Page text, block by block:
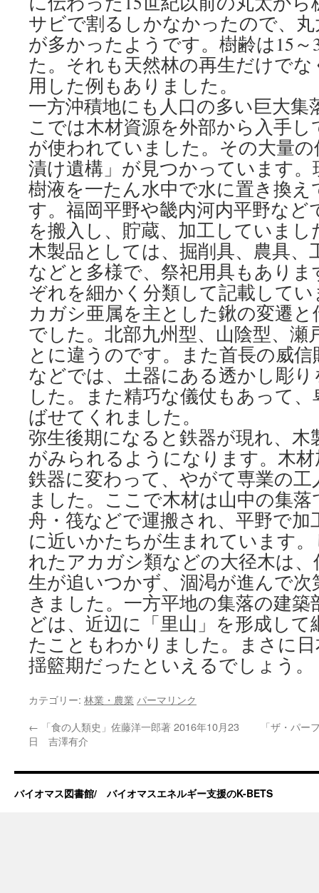
サビで割るしかなかったので、
が多かったようです。樹齢は15
た。それも天然林の再生だけで
用した例もありました。
一方沖積地にも人口の多い巨大
こでは木材資源を外部から入手
が使われていました。その大量
漬け遺構」が見つかっています
樹液を一たん水中で水に置き換
す。福岡平野や畿内河内平野など
を搬入し、貯蔵、加工していまし
木製品としては、掘削具、農具、
などと多様で、祭祀用具もあり
ぞれを細かく分類して記載して
カガシ亜属を主とした鍬の変遷
でした。北部九州型、山陰型、瀬
とに違うのです。また首長の威
などでは、土器にある透かし彫
した。また精巧な儀仗もあって
ばせてくれました。
弥生後期になると鉄器が現れ、木
がみられるようになります。木
鉄器に変わって、やがて専業の
ました。ここで木材は山中の集
舟・筏などで運搬され、平野で加
に近いかたちが生まれています
れたアカガシ類などの大径木は
生が追いつかず、涸渇が進んで
きました。一方平地の集落の建
どは、近辺に「里山」を形成し
たこともわかりました。まさに
揺籃期だったといえるでしょう。
カテゴリー: 林業・農業 パーマリンク
← 「食の人類史」佐藤洋一郎著 2016年10月23
日 吉澤有介
「ザ・パ
バイオマス図書館/ バイオマスエネルギー支援のK-BETS